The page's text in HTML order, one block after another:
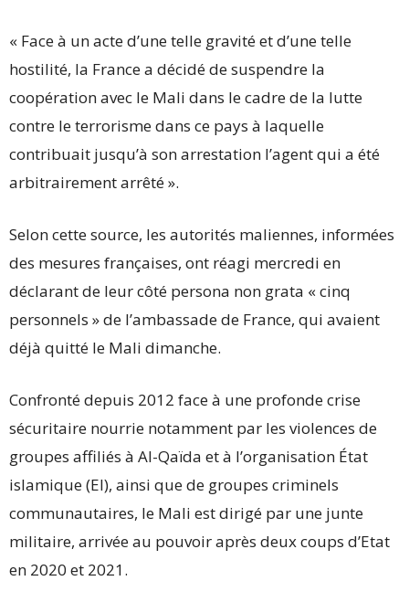
« Face à un acte d’une telle gravité et d’une telle
hostilité, la France a décidé de suspendre la
coopération avec le Mali dans le cadre de la lutte
contre le terrorisme dans ce pays à laquelle
contribuait jusqu’à son arrestation l’agent qui a été
arbitrairement arrêté ».
Selon cette source, les autorités maliennes, informées
des mesures françaises, ont réagi mercredi en
déclarant de leur côté persona non grata « cinq
personnels » de l’ambassade de France, qui avaient
déjà quitté le Mali dimanche.
Confronté depuis 2012 face à une profonde crise
sécuritaire nourrie notamment par les violences de
groupes affiliés à Al-Qaïda et à l’organisation État
islamique (EI), ainsi que de groupes criminels
communautaires, le Mali est dirigé par une junte
militaire, arrivée au pouvoir après deux coups d’Etat
en 2020 et 2021.